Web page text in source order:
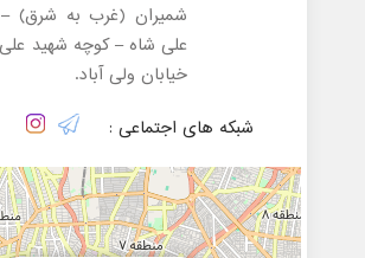
شمیران (غرب به شرق)
علی شاه – کوچه شهید
خیابان ولی آباد.
شبکه های اجتماعی :